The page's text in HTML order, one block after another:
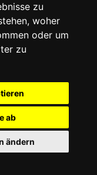
zu
woher
oder um
zu
ab
ändern
sich noch in der
erweitert.
Kontakt & Impressum
28